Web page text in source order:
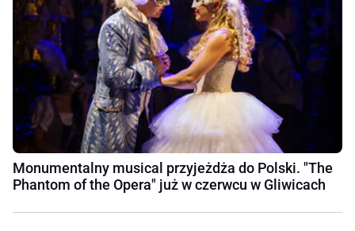
Monumentalny musical przyjeżdża do Polski. "The
Phantom of the Opera" już w czerwcu w Gliwicach